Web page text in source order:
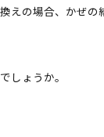
えの場合、かぜの
しょうか。